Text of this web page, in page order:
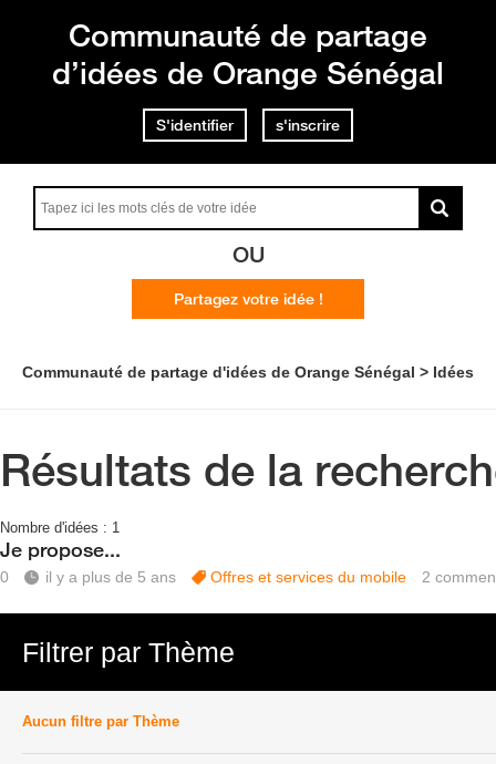
Communauté de partage
d’idées de Orange Sénégal
S'identifier s'inscrire
OU
Partagez votre idée !
Communauté de partage d'idées de Orange Sénégal Idées
Résultats de la
Nombre d'idées : 1
Je propose...
0 il y a plus de 5 ans Offres et services du mobile 2
Filtrer par Thème
Aucun filtre par Thème